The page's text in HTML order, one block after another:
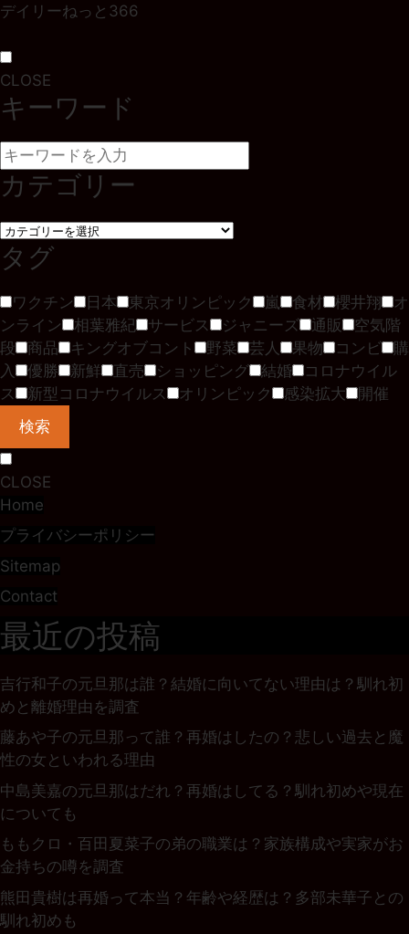
デイリーねっと366
CLOSE
キーワード
カテゴリー
タグ
ワクチン 日本 東京オリンピック 嵐 食材 櫻井翔
オ
ンライン
相葉雅紀 サービス ジャニーズ 通販
空気階
段
商品 キングオブコント 野菜 芸人 果物 コンビ
購
入
優勝 新鮮 直売 ショッピング 結婚
コロナウイル
ス
新型コロナウイルス オリンピック 感染拡大
開催
検索
CLOSE
Home
プライバシーポリシー
Sitemap
Contact
最近の投稿
吉行和子の元旦那は誰？結婚に向いてない理由は？馴れ初
めと離婚理由を調査
藤あや子の元旦那って誰？再婚はしたの？悲しい過去と魔
性の女といわれる理由
中島美嘉の元旦那はだれ？再婚はしてる？馴れ初めや現在
についても
ももクロ・百田夏菜子の弟の職業は？家族構成や実家がお
金持ちの噂を調査
熊田貴樹は再婚って本当？年齢や経歴は？多部未華子との
馴れ初めも